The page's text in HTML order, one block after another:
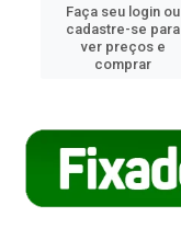
Faça seu login ou
cadastre-se para
ver preços e
comprar